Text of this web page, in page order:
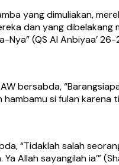
yang dimuliakan,
dan yang
(QS Al Anbiyaa’ 26-
bersabda,
si fulan
“Tidaklah salah
Allah sayangilah ia’”